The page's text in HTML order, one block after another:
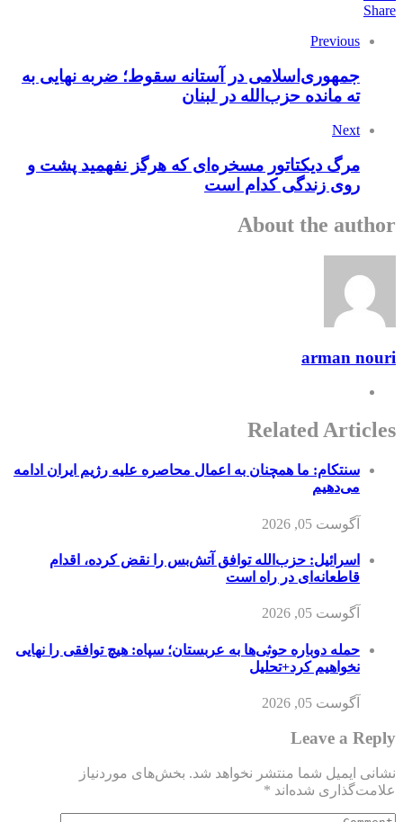
Share
Previous
جمهوری‌اسلامی در آستانه سقوط؛ ضربه نهایی به
ته مانده حزب‌الله در لبنان
Next
مرگ دیکتاتور مسخره‌ای که هرگز نفهمید پشت و
روی زندگی کدام است
About the author
arman nouri
Related Articles
سنتکام: ما همچنان به اعمال محاصره علیه رژیم ایران ادامه
می‌دهیم
آگوست 05, 2026
اسرائیل: حزب‌الله توافق آتش‌بس را نقض کرده، اقدام
قاطعانه‌ای در راه است
آگوست 05, 2026
حمله دوباره حوثی‌ها به عربستان؛ سپاه: هیچ توافقی را نهایی
نخواهیم کرد+تحلیل
آگوست 05, 2026
Leave a Reply
نشانی ایمیل شما منتشر نخواهد شد. بخش‌های موردنیاز
علامت‌گذاری شده‌اند *